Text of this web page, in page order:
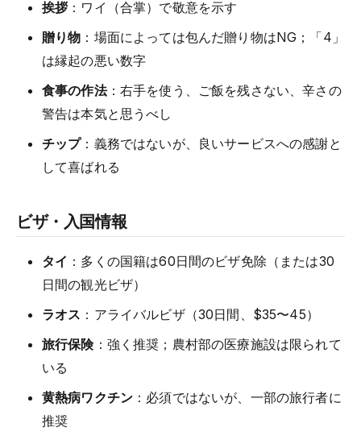
挨拶：ワイ（合掌）で敬意を示す
贈り物 ：場面によっては包んだ贈り物はNG；「4」
は縁起の悪い数字
食事の作法：右手を使う、ご飯を残さない、辛さの
警告は本気と思うべし
チップ：義務ではないが、良いサービスへの感謝と
して喜ばれる
ビザ・入国情報
タイ ：多くの国籍は60日間のビザ免除（または30
日間の観光ビザ）
ラオス ：アライバルビザ（30日間、$35〜45）
旅行保険：強く推奨；農村部の医療施設は限られて
いる
黄熱病ワクチン ：必須ではないが、一部の旅行者に
推奨